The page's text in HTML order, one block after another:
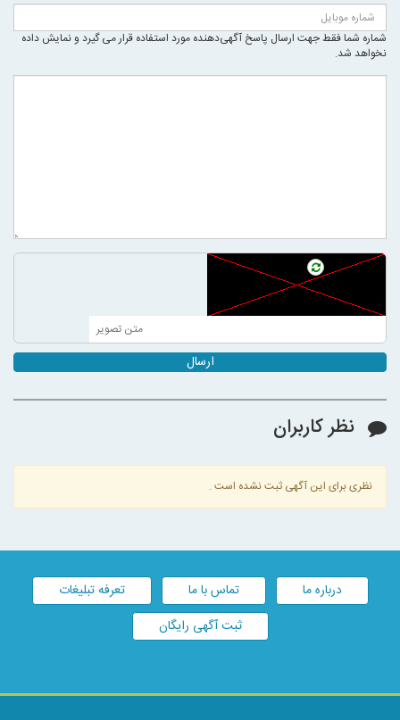
شماره شما فقط جهت ارسال پاسخ آگهی‌دهنده مورد استفاده قرار می گیرد و نمایش داده
نخواهد شد.
ارسال
نظر کاربران
نظری برای این آگهی ثبت نشده است .
درباره ما تماس با ما
تعرفه تبلیغات
ثبت آگهی رایگان